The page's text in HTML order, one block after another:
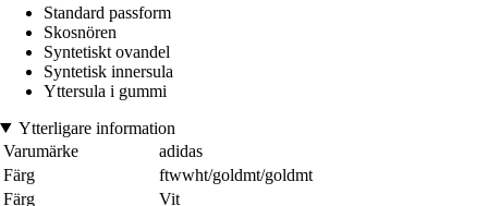
Standard passform
Skosnören
Syntetiskt ovandel
Syntetisk innersula
Yttersula i gummi
Ytterligare information
Varumärke
adidas
Färg
ftwwht/goldmt/goldmt
Färg
Vit